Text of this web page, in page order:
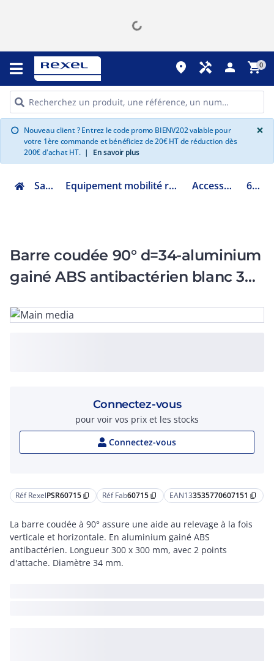
place handyman person shopping_cart0
info Nouveau client ? Entrez le code promo BIENV202 valable pour
votre 1ère commande et bénéficiez de 20€ HT de réduction dès
200€ d'achat HT. | En savoir plus
×
Sanitaire Equipement mobilité réduite et hospitalier Accessoires PMR 60715
Barre coudée 90° d=34-aluminium
gainé ABS antibactérien blanc 300
Réf RexelPSR60715 content_copy Réf Fab60715 content_copy EAN133535770607151 content_copy
La barre coudée à 90° assure une aide au relevage à la fois
verticale et horizontale. En aluminium gainé ABS
antibactérien. Longueur 300 x 300 mm, avec 2 points
d'attache. Diamètre 34 mm.
Connectez-vous
pour voir vos prix et les stocks
Connectez-vous